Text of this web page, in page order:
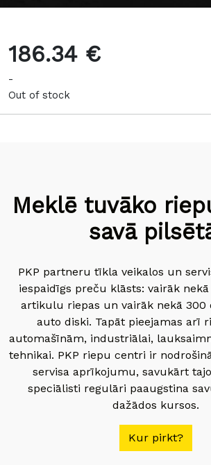
186.34 €
-
Out of stock
Meklē tuvāko
savā
PKP partneru tīkla veikalos un
iespaidīgs preču klāsts: vairāk
artikulu riepas un vairāk nekā 300
auto diski. Tapāt pieejamas arī
automašīnām, industriālai,
tehnikai. PKP riepu centri ir
servisa aprīkojumu, savukārt
speciālisti regulāri paaugstina
dažādos kursos.
Kur pirkt?